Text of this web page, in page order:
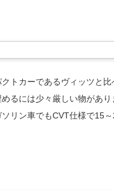
トカーであるヴィッツと
るには少々厳しい物があ
リン車でもCVT仕様で15